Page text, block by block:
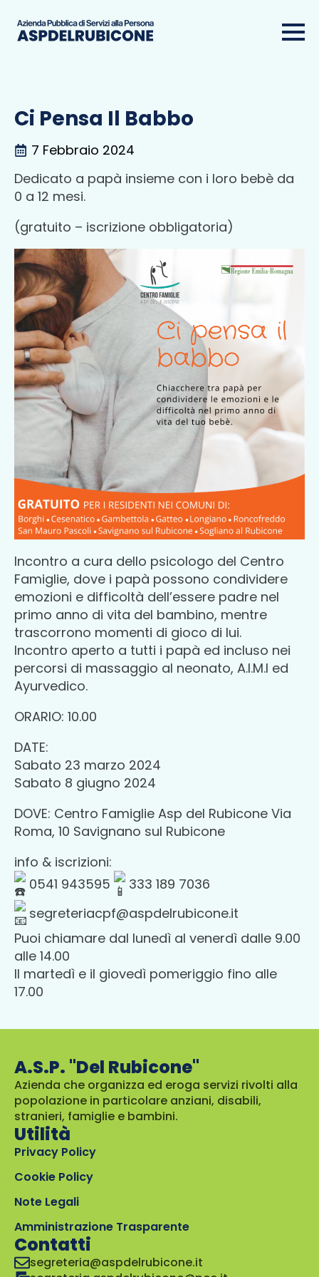
Ci Pensa Il Babbo
7 Febbraio 2024
Dedicato a papà insieme con i loro bebè da
0 a 12 mesi.
(gratuito – iscrizione obbligatoria)
Incontro a cura dello psicologo del Centro
Famiglie, dove i papà possono condividere
emozioni e difficoltà dell’essere padre nel
primo anno di vita del bambino, mentre
trascorrono momenti di gioco di lui.
Incontro aperto a tutti i papà ed incluso nei
percorsi di massaggio al neonato, A.I.M.I ed
Ayurvedico.
ORARIO: 10.00
DATE:
Sabato 23 marzo 2024
Sabato 8 giugno 2024
DOVE: Centro Famiglie Asp del Rubicone Via
Roma, 10 Savignano sul Rubicone
info & iscrizioni:
0541 943595
333 189 7036
segreteriacpf@aspdelrubicone.it
Puoi chiamare dal lunedì al venerdì dalle 9.00
alle 14.00
Il martedì e il giovedì pomeriggio fino alle
17.00
A.S.P. "Del Rubicone"
Azienda che organizza ed eroga servizi rivolti alla
popolazione in particolare anziani, disabili,
stranieri, famiglie e bambini.
Utilità
Privacy Policy
Cookie Policy
Note Legali
Amministrazione Trasparente
Contatti
segreteria@aspdelrubicone.it